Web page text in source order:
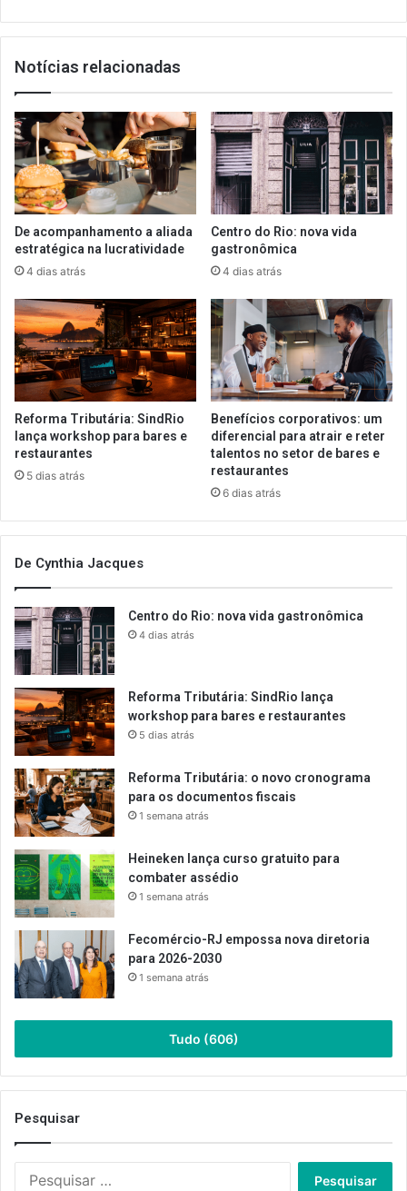
Notícias relacionadas
De acompanhamento a aliada
estratégica na lucratividade
4 dias atrás
Centro do Rio: nova vida
gastronômica
4 dias atrás
Reforma Tributária: SindRio
lança workshop para bares e
restaurantes
5 dias atrás
Benefícios corporativos: um
diferencial para atrair e reter
talentos no setor de bares e
restaurantes
6 dias atrás
De Cynthia Jacques
Centro do Rio: nova vida gastronômica
4 dias atrás
Reforma Tributária: SindRio lança
workshop para bares e restaurantes
5 dias atrás
Reforma Tributária: o novo cronograma
para os documentos fiscais
1 semana atrás
Heineken lança curso gratuito para
combater assédio
1 semana atrás
Fecomércio-RJ empossa nova diretoria
para 2026-2030
1 semana atrás
Tudo (606)
Pesquisar